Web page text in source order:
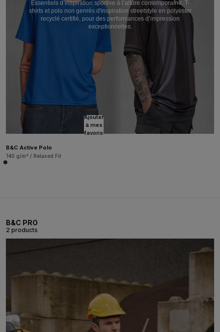
Essentiels d’inspiration sportive à l’allure contemporaine. T-
shirts et polo non genrés d'inspiration streetstyle en polyester
recyclé certifié, pour des performances d’impression
exceptionnelles.
Ajouter
à mes
favoris
B&C Active Polo
140 g/m² / Relaxed Fit
B&C PRO
2 products